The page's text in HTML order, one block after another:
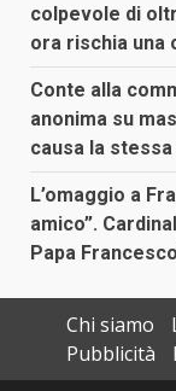
colpevole di
ora rischia una
Conte alla
anonima su
causa la
L’omaggio a
amico”.
Papa
Chi siamo
Pubblicità